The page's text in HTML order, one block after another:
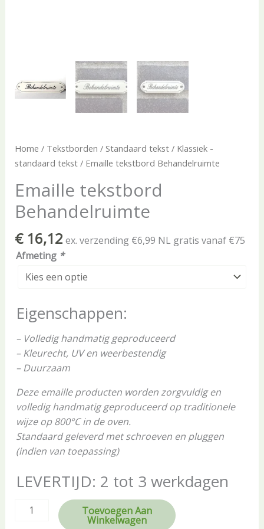
Home / Tekstborden / Standaard tekst/ Klassiek -
standaard tekst/ Emaille tekstbord Behandelruimte
Emaille tekstbord
Behandelruimte
€16,12 ex. verzending €6,99 NL gratis vanaf €75
Afmeting *
Eigenschappen:
– Volledig handmatig geproduceerd
– Kleurecht, UV en weerbestendig
– Duurzaam
Deze emaille producten worden zorgvuldig en
volledig handmatig geproduceerd op traditionele
wijze op 800°C in de oven.
Standaard geleverd met schroeven en pluggen
(indien van toepassing)
LEVERTIJD: 2 tot 3 werkdagen
Toevoegen Aan
Winkelwagen